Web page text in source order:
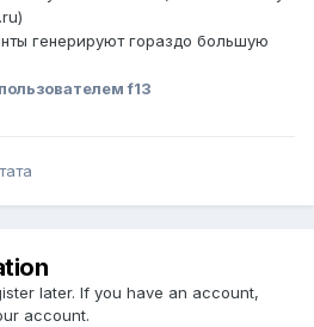
генерируют гораздо большую
пользователем f13
later. If you have an account,
account.